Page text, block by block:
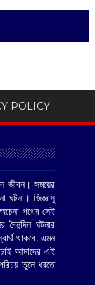
POLICY
জীবন। সময়ের
ঘটনা। জিজ্ঞাসু
পথের সেই
ঘটনার
থাকবে, এমন
আমাদের এই
তুলে ধরতে